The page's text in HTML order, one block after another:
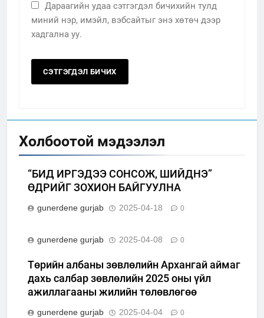
Дараагийн удаа сэтгэгдэл бичихийн тулд
миний нэр, имэйл, вэбсайтыг энэ хөтөч дээр
хадгална уу.
Холбоотой мэдээлэл
“БИД ИРГЭДЭЭ СОНСОЖ, ШИЙДНЭ”
ӨДРИЙГ ЗОХИОН БАЙГУУЛНА
gunerdene gurjab 2025-04-18 0
gunerdene gurjab 2025-04-08 0
Төрийн албаны зөвлөлийн Архангай аймаг
дахь салбар зөвлөлийн 2025 оны үйл
ажиллагааны жилийн төлөвлөгөө
gunerdene gurjab 2025-04-04 0